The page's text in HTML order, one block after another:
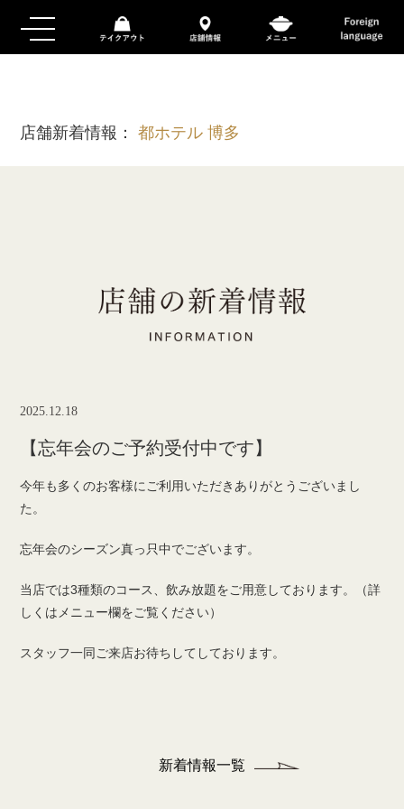
店舗新着情報：都ホテル 博多
2025.12.18
【忘年会のご予約受付中です】
今年も多くのお客様にご利用いただきありがとうございまし
た。
忘年会のシーズン真っ只中でございます。
当店では3種類のコース、飲み放題をご用意しております。（詳
しくはメニュー欄をご覧ください）
スタッフ一同ご来店お待ちしてしております。
新着情報一覧